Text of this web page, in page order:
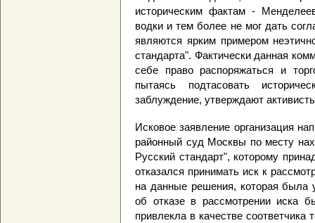
историческим фактам -
водки и тем более не мог дать
являются ярким примером
стандарта". Фактически данная
себе право распоряжаться и
пытаясь подтасовать
заблуждение, утверждают
Исковое заявление организация
районный суд Москвы по месту
Русский стандарт", которому
отказался принимать иск к
на данные решения, которая была
об отказе в рассмотрении иска
привлекла в качестве соответчика